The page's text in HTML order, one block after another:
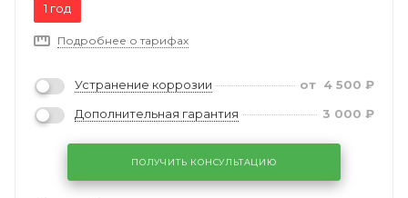
1 год
Подробнее о тарифах
Устранение коррозии от 4 500 ₽
Дополнительная гарантия
3 000 ₽
ПОЛУЧИТЬ КОНСУЛЬТАЦИЮ